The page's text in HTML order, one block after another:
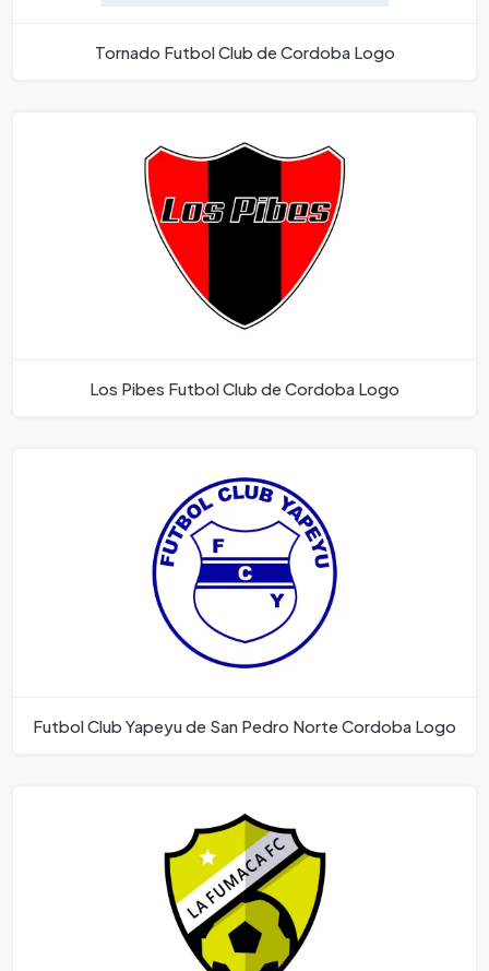
Tornado Futbol Club de Cordoba Logo
Los Pibes Futbol Club de Cordoba Logo
Futbol Club Yapeyu de San Pedro Norte Cordoba Logo